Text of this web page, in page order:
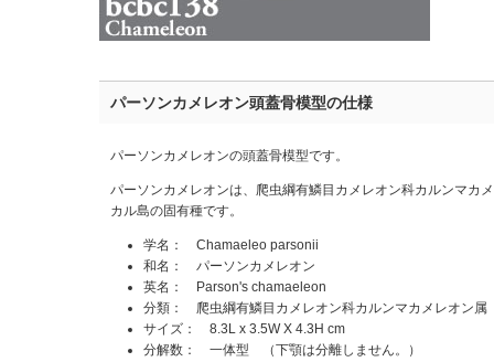
パーソンカメレオン頭蓋骨模型の仕様
パーソンカメレオンの頭蓋骨模型です。
パーソンカメレオンは、爬虫綱有鱗目カメレオン科カルンマカ
カル島の固有種です。
学名： Chamaeleo parsonii
和名： パーソンカメレオン
英名： Parson's chamaeleon
分類： 爬虫綱有鱗目カメレオン科カルンマカメレオン属
サイズ： 8.3L x 3.5W X 4.3H cm
分解数： 一体型 （下顎は分離しません。）